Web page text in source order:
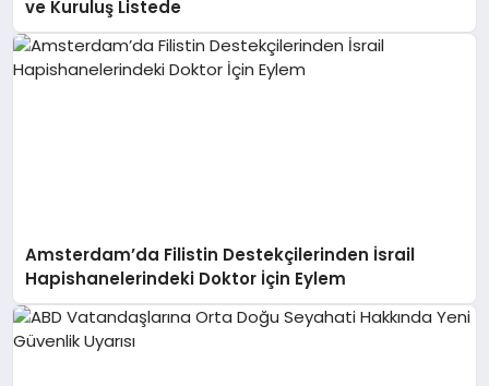
ve Kuruluş Listede
Amsterdam’da Filistin Destekçilerinden İsrail
Hapishanelerindeki Doktor İçin Eylem